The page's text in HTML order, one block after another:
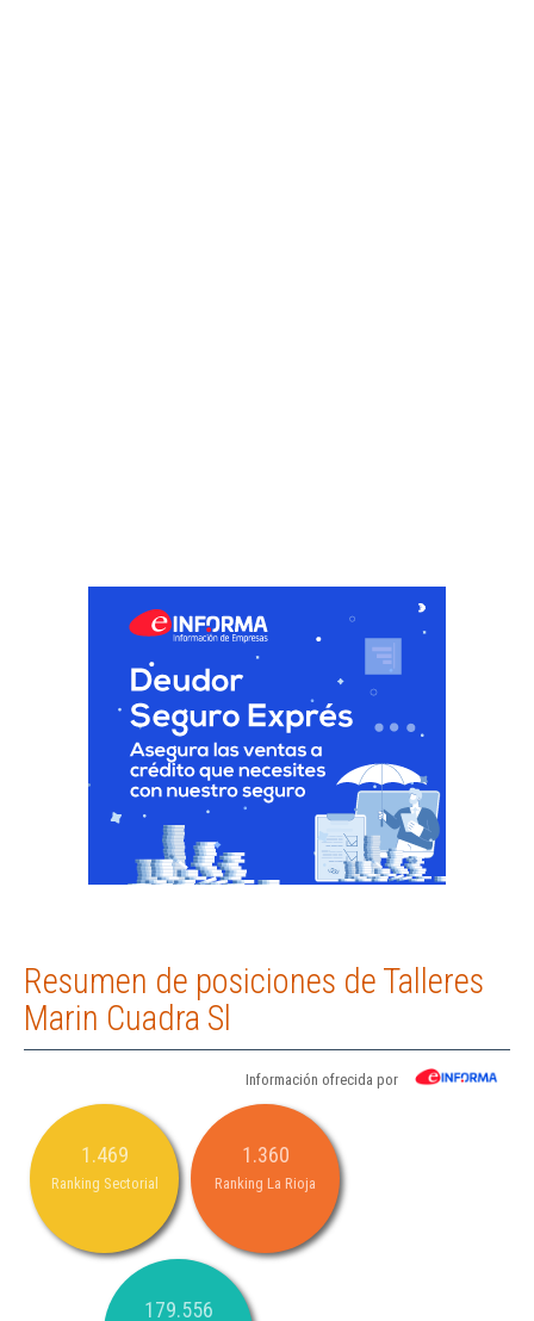
Resumen de posiciones de Talleres
Marin Cuadra Sl
Información ofrecida por
1.469
Ranking Sectorial
1.360
Ranking La Rioja
179.556